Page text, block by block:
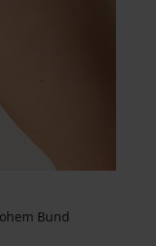
Bund